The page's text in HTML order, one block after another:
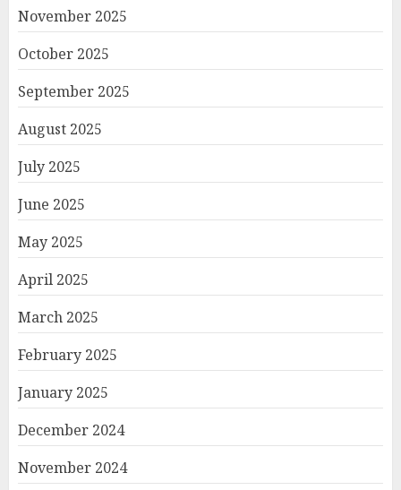
November 2025
October 2025
September 2025
August 2025
July 2025
June 2025
May 2025
April 2025
March 2025
February 2025
January 2025
December 2024
November 2024